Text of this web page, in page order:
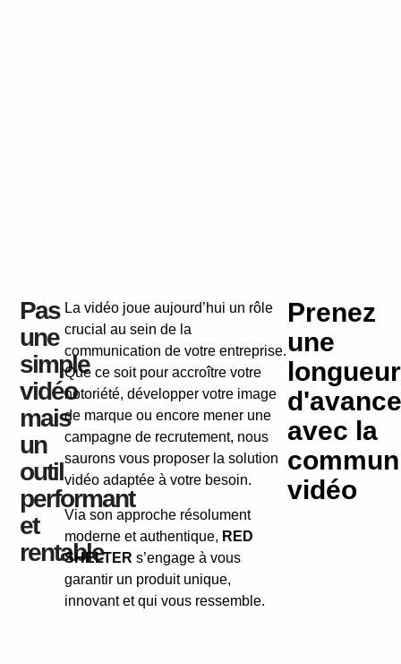
Pas
une
simple
vidéo
mais
un
outil
performant
et
rentable
La vidéo joue aujourd’hui un rôle
crucial au sein de la
communication de votre entreprise.
Que ce soit pour accroître votre
notoriété, développer votre image
de marque ou encore mener une
campagne de recrutement, nous
saurons vous proposer la solution
vidéo adaptée à votre besoin.
Via son approche résolument
moderne et authentique, RED
SHELTER s’engage à vous
garantir un produit unique,
innovant et qui vous ressemble.
Prenez
une
longueur
d'avance
avec la
vidéo